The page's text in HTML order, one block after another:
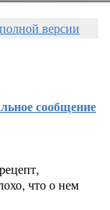
версии
сообщение
что о нем